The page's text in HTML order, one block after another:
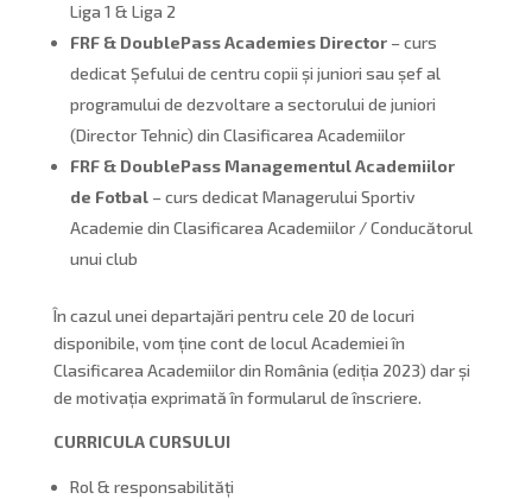
Liga 1 & Liga 2
FRF & DoublePass Academies Director– curs
dedicat Șefului de centru copii și juniori sau șef al
programului de dezvoltare a sectorului de juniori
(Director Tehnic) din Clasificarea Academiilor
FRF & DoublePass Managementul Academiilor
de Fotbal– curs dedicat Managerului Sportiv
Academie din Clasificarea Academiilor / Conducătorul
unui club
În cazul unei departajări pentru cele 20 de locuri
disponibile, vom ține cont de locul Academiei în
Clasificarea Academiilor din România (ediția 2023) dar și
de motivația exprimată în formularul de înscriere.
CURRICULA CURSULUI
Rol & responsabilități